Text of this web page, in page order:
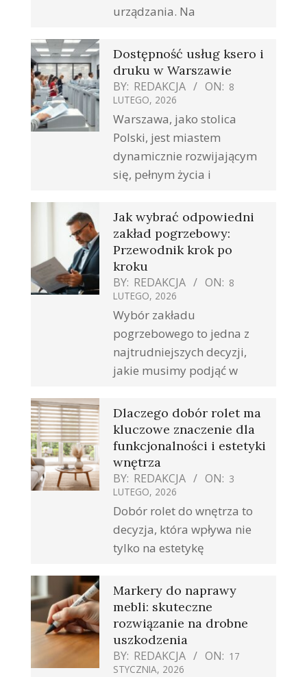
urządzania. Na
Dostępność usług ksero i
druku w Warszawie
BY: REDAKCJA ON: 8
LUTEGO, 2026
Warszawa, jako stolica
Polski, jest miastem
dynamicznie rozwijającym
się, pełnym życia i
Jak wybrać odpowiedni
zakład pogrzebowy:
Przewodnik krok po
kroku
BY: REDAKCJA ON: 8
LUTEGO, 2026
Wybór zakładu
pogrzebowego to jedna z
najtrudniejszych decyzji,
jakie musimy podjąć w
Dlaczego dobór rolet ma
kluczowe znaczenie dla
funkcjonalności i estetyki
wnętrza
BY: REDAKCJA ON: 3
LUTEGO, 2026
Dobór rolet do wnętrza to
decyzja, która wpływa nie
tylko na estetykę
Markery do naprawy
mebli: skuteczne
rozwiązanie na drobne
uszkodzenia
BY: REDAKCJA ON: 17
STYCZNIA, 2026